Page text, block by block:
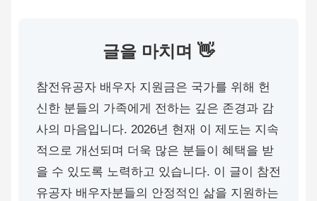
글을 마치며 👋
참전유공자 배우자 지원금은 국가를 위해 헌
신한 분들의 가족에게 전하는 깊은 존경과 감
사의 마음입니다. 2026년 현재 이 제도는 지속
적으로 개선되며 더욱 많은 분들이 혜택을 받
을 수 있도록 노력하고 있습니다. 이 글이 참전
유공자 배우자분들의 안정적인 삶을 지원하는